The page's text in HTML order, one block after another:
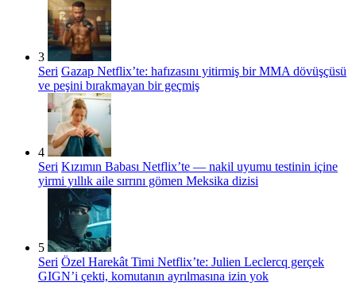
3
Seri Gazap Netflix’te: hafızasını yitirmiş bir MMA dövüşçüsü
ve peşini bırakmayan bir geçmiş
4
Seri Kızımın Babası Netflix’te — nakil uyumu testinin içine
yirmi yıllık aile sırrını gömen Meksika dizisi
5
Seri Özel Harekât Timi Netflix’te: Julien Leclercq gerçek
GIGN’i çekti, komutanın ayrılmasına izin yok